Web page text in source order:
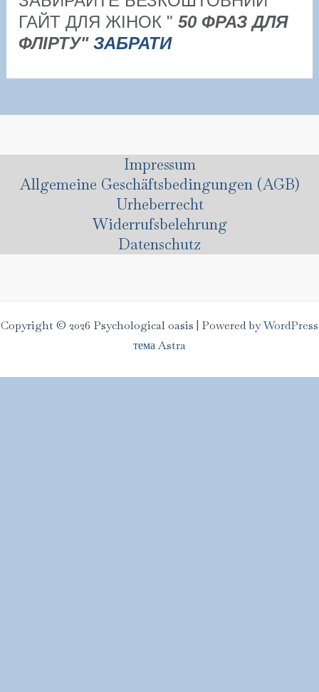
ГАЙТ ДЛЯ ЖІНОК "50 ФРАЗ ДЛЯ
ФЛІРТУ"ЗАБРАТИ
Impressum
Allgemeine Geschäftsbedingungen (AGB)
Urheberrecht
Widerrufsbelehrung
Datenschutz
Copyright © 2026 Psychological oasis | Powered byWordPress
тема Astra